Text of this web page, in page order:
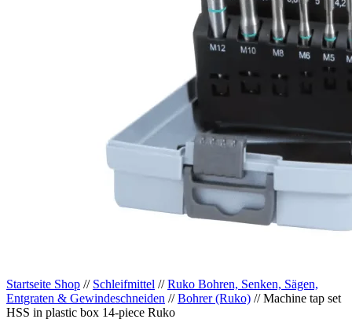
Startseite Shop // Schleifmittel //Ruko Bohren, Senken, Sägen,
Entgraten & Gewindeschneiden //Bohrer (Ruko) // Machine tap set
HSS in plastic box 14-piece Ruko